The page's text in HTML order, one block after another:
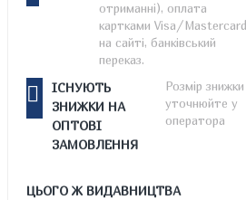
отриманні), оплата
картками Visa/Mastercard
на сайті, банківський
переказ.
ІСНУЮТЬ
ЗНИЖКИ НА
ОПТОВІ
ЗАМОВЛЕННЯ
Розмір знижки
уточнюйте у
оператора
ЦЬОГО Ж ВИДАВНИЦТВА